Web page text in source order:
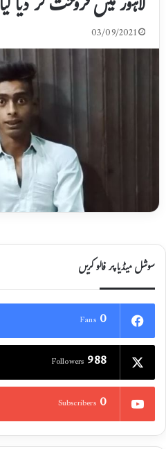
03/09/2021
سوشل میڈیا پر فالو کریں
0
Fans
988
Followers
0
Subscribers